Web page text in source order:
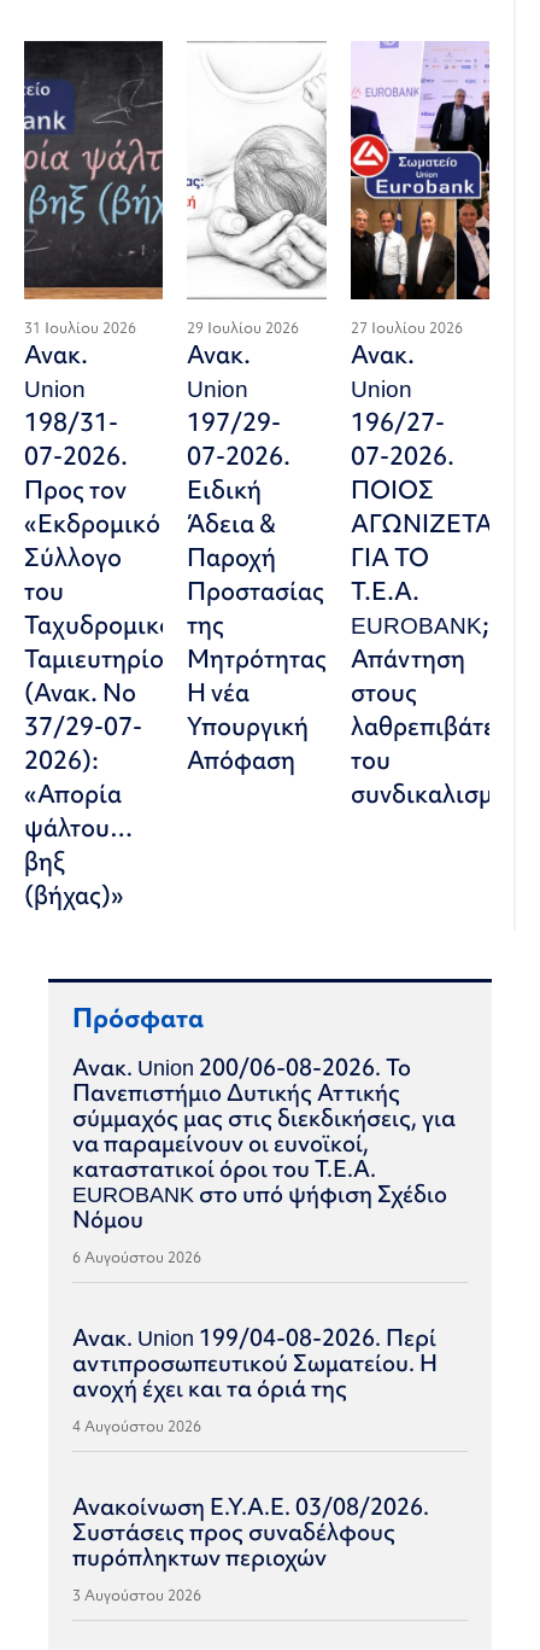
31 Ιουλίου 2026
Ανακ.
Union
198/31-
07-2026.
Προς τον
«Εκδρομικό
Σύλλογο
του
Ταχυδρομικού
Ταμιευτηρίου»
(Ανακ. Νο
37/29-07-
2026):
«Απορία
ψάλτου…
βηξ
(βήχας)»
29 Ιουλίου 2026
Ανακ.
Union
197/29-
07-2026.
Ειδική
Άδεια &
Παροχή
Προστασίας
της
Μητρότητας:
Η νέα
Υπουργική
Απόφαση
27 Ιουλίου 2026
Ανακ.
Union
196/27-
07-2026.
ΠΟΙΟΣ
ΑΓΩΝΙΖΕΤΑΙ
ΓΙΑ ΤΟ
Τ.Ε.Α.
EUROBANK;
Απάντηση
στους
λαθρεπιβάτες
του
συνδικαλισμού
Πρόσφατα
Ανακ. Union 200/06-08-2026. Το
Πανεπιστήμιο Δυτικής Αττικής
σύμμαχός μας στις διεκδικήσεις, για
να παραμείνουν οι ευνοϊκοί,
καταστατικοί όροι του Τ.Ε.Α.
EUROBANK στο υπό ψήφιση Σχέδιο
Νόμου
6 Αυγούστου 2026
Ανακ. Union 199/04-08-2026. Περί
αντιπροσωπευτικού Σωματείου. Η
ανοχή έχει και τα όριά της
4 Αυγούστου 2026
Ανακοίνωση Ε.Υ.Α.Ε. 03/08/2026.
Συστάσεις προς συναδέλφους
πυρόπληκτων περιοχών
3 Αυγούστου 2026